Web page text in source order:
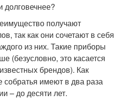
долговечнее?
получают
так как они сочетают в себя
из них. Такие приборы
(безусловно, это касается
брендов). Как
имеют в два раза
– до десяти лет.